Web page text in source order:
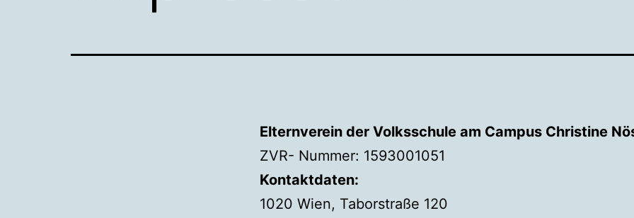
Elternverein der Volksschule am Campus Christine
ZVR- Nummer: 1593001051
Kontaktdaten:
1020 Wien, Taborstraße 120